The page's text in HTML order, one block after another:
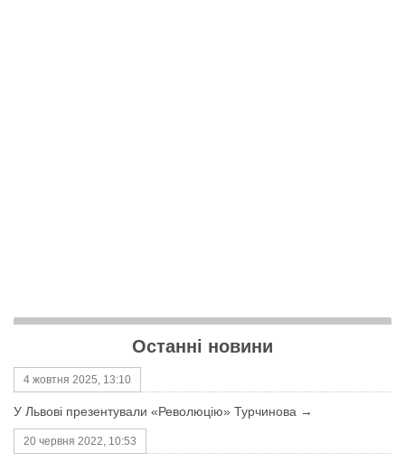
Останні новини
4 жовтня 2025, 13:10
У Львові презентували «Революцію» Турчинова →
20 червня 2022, 10:53